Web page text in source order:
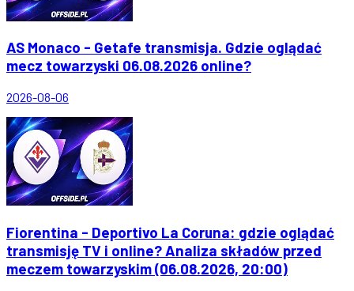
AS Monaco - Getafe transmisja. Gdzie oglądać
mecz towarzyski 06.08.2026 online?
2026-08-06
Fiorentina - Deportivo La Coruna: gdzie oglądać
transmisję TV i online? Analiza składów przed
meczem towarzyskim (06.08.2026, 20:00)